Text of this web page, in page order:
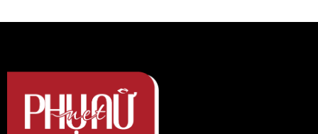
diễn viên Quang Tuấn – Linh Phi, diễn viên Thuận Nguyễn,